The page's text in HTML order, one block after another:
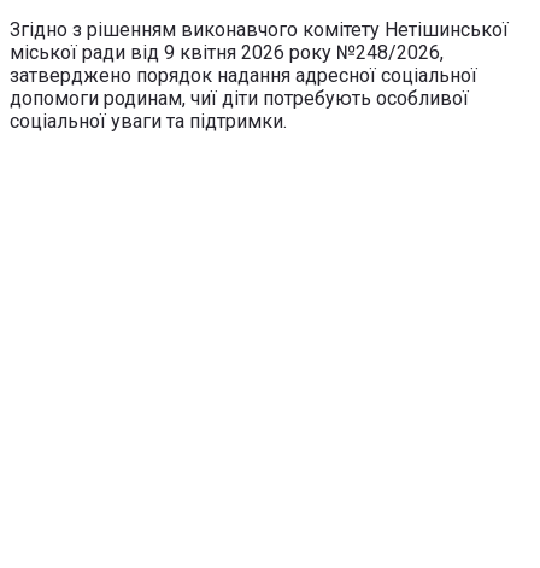
Згідно з рішенням виконавчого комітету Нетішинської
міської ради від 9 квітня 2026 року №248/2026,
затверджено порядок надання адресної соціальної
допомоги родинам, чиї діти потребують особливої
соціальної уваги та підтримки.